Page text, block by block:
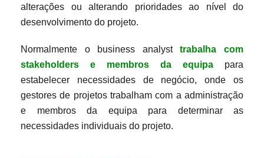
alterações ou alterando prioridades ao nível do
desenvolvimento do projeto.
Normalmente o business analysttrabalha com
stakeholders e membros da equipa para
estabelecer necessidades de negócio, onde os
gestores de projetos trabalham com a administração
e membros da equipa para determinar as
necessidades individuais do projeto.